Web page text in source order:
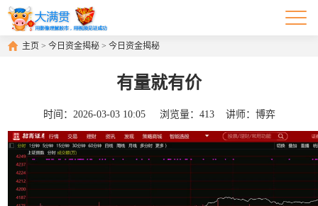
主页 >今日资金揭秘 >今日资金揭秘
有量就有价
时间： 2026-03-03 10:05浏览量： 413讲师： 博弈